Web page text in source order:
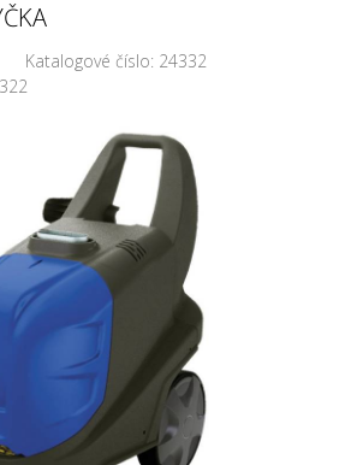
Katalogové číslo: 24332